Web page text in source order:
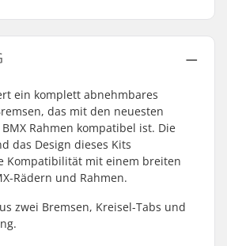
ein komplett abnehmbares
das mit den neuesten
Rahmen kompatibel ist. Die
das Design dieses Kits
Kompatibilität mit einem breiten
Rädern und Rahmen.
zwei Bremsen, Kreisel-Tabs und